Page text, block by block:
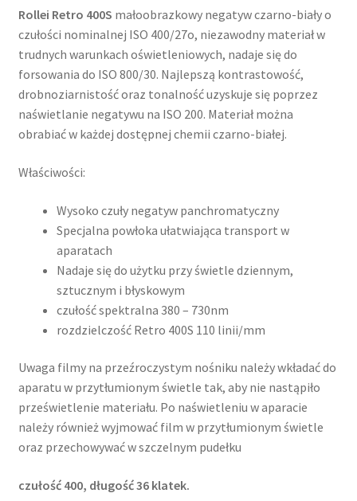
Rollei Retro 400S małoobrazkowy negatyw czarno-biały o
czułości nominalnej ISO 400/27o, niezawodny materiał w
trudnych warunkach oświetleniowych, nadaje się do
forsowania do ISO 800/30. Najlepszą kontrastowość,
drobnoziarnistość oraz tonalność uzyskuje się poprzez
naświetlanie negatywu na ISO 200. Materiał można
obrabiać w każdej dostępnej chemii czarno-białej.
Właściwości:
Wysoko czuły negatyw panchromatyczny
Specjalna powłoka ułatwiająca transport w
aparatach
Nadaje się do użytku przy świetle dziennym,
sztucznym i błyskowym
czułość spektralna 380 – 730nm
rozdzielczość Retro 400S 110 linii/mm
Uwaga filmy na przeźroczystym nośniku należy wkładać do
aparatu w przytłumionym świetle tak, aby nie nastąpiło
prześwietlenie materiału. Po naświetleniu w aparacie
należy również wyjmować film w przytłumionym świetle
oraz przechowywać w szczelnym pudełku
czułość 400, długość 36 klatek.